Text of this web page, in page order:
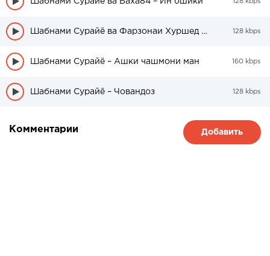
128 kbps
Шабнами Сурайё ва Фарзонаи Хуршед — Буро Буро 128 kbps
Шабнами Сурайё – Ашки чашмони ман 160 kbps
Шабнами Сурайё – Човандоз 128 kbps
Комментарии Добавить